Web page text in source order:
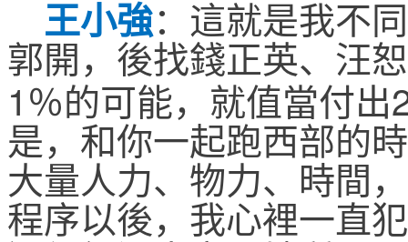
王小強： 這就是我不
郭開，後找錢正英、汪
1 ％的可能，就值當付出
是，和你一起跑西部的
大量人力、物力、時間
程序以後，我心裡一直